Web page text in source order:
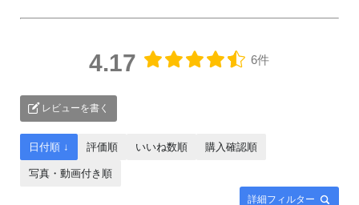
4.17 6件
レビューを書く
詳細フィルター
日付順 ↓ 評価順 いいね数順 購入確認順
写真・動画付き順